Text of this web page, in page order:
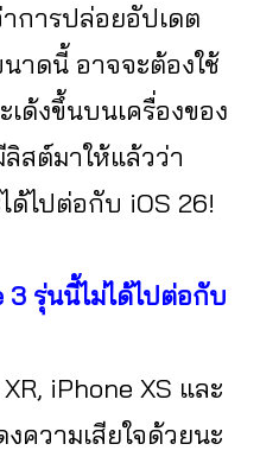
การปล่อยอัปเดต
าดนี้ อาจจะต้องใช้
ด้งขึ้นบนเครื่องของ
สต์มาให้แล้วว่า
ด้ไปต่อกับ iOS 26!
3 รุ่นนี้ไม่ได้ไปต่อกับ
iPhone XS และ
ความเสียใจด้วยนะ